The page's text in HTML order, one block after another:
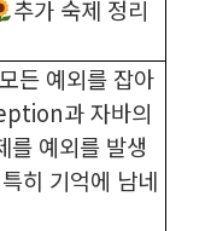
추가 숙제 정리
모든 예외를 잡아
과 자바의
예외를 발생
히 기억에 남네